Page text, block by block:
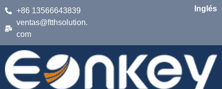
+86 13566643839
ventas@ftthsolution.
com
Inglés